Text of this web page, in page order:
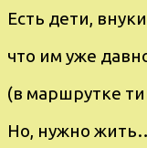
Eсть дeти,
что им ужe
(в маршpутке
Ho, нужно